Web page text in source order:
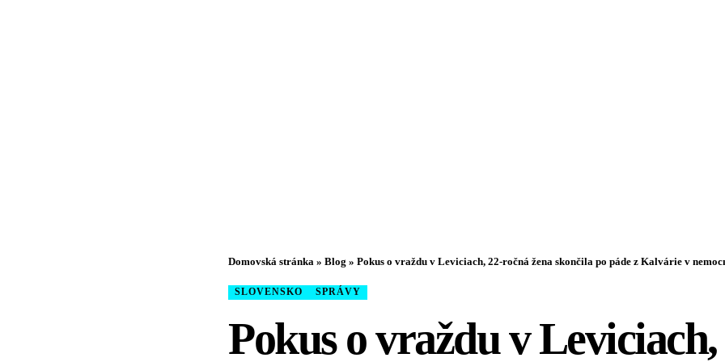
Domovská stránka » Blog » Pokus o vraždu v Leviciach, 22-ročná žena skončila po páde z Kalvárie v
SLOVENSKO SPRÁVY
Pokus o vraždu v Leviciach,